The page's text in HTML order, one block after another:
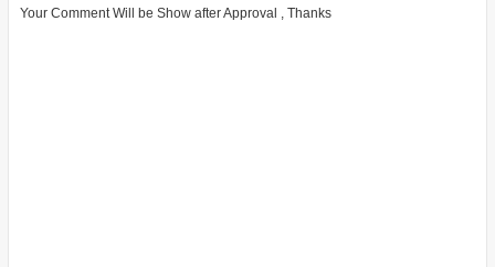
Your Comment Will be Show after Approval , Thanks